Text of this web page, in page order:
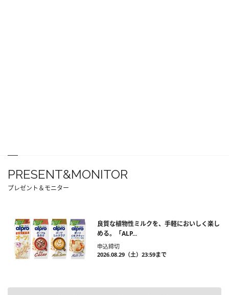
PRESENT&MONITOR
プレゼント＆モニター
良質な植物性ミルクを、手軽においしく楽し
める。「ALP...
申込締切
2026.08.29（土）23:59まで